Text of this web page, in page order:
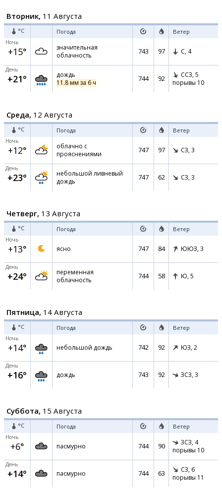
Вторник, 11 Августа
°C Погода Ветер
Ночь
+15°
значительная
облачность
743 97 С, 4
День
+21°
дождь
11.8 мм за 6 ч
744 92 ССЗ, 5
порывы 10
Среда, 12 Августа
°C Погода Ветер
Ночь
+12°
облачно с
прояснениями
747 97 СЗ, 3
День
+23°
небольшой ливневый
дождь
747 62 СЗ, 3
Четверг, 13 Августа
°C Погода Ветер
Ночь
+13° ясно 747 84 ЮЮЗ, 3
День
+24°
переменная
облачность
744 58 Ю, 5
Пятница, 14 Августа
°C Погода Ветер
Ночь
+14° небольшой дождь 742 92 ЮЗ, 2
День
+16° дождь 743 92 ЗСЗ, 3
Суббота, 15 Августа
°C Погода Ветер
Ночь
+6° пасмурно 744 90 ЗСЗ, 4
порывы 10
День
+14° пасмурно 744 63 СЗ, 6
порывы 11